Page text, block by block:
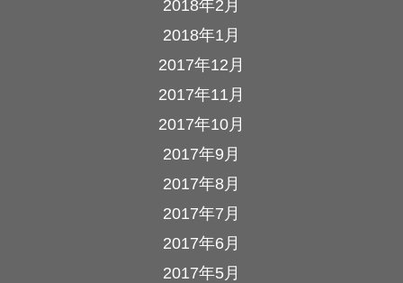
2018年2月
2018年1月
2017年12月
2017年11月
2017年10月
2017年9月
2017年8月
2017年7月
2017年6月
2017年5月